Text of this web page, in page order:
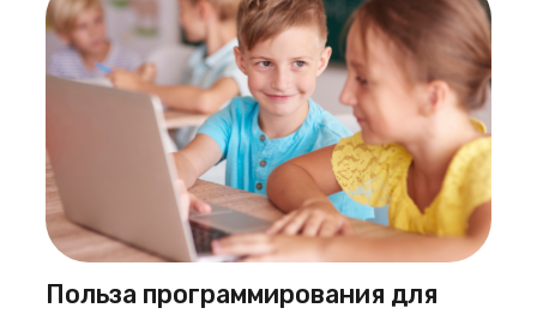
Польза программирования для